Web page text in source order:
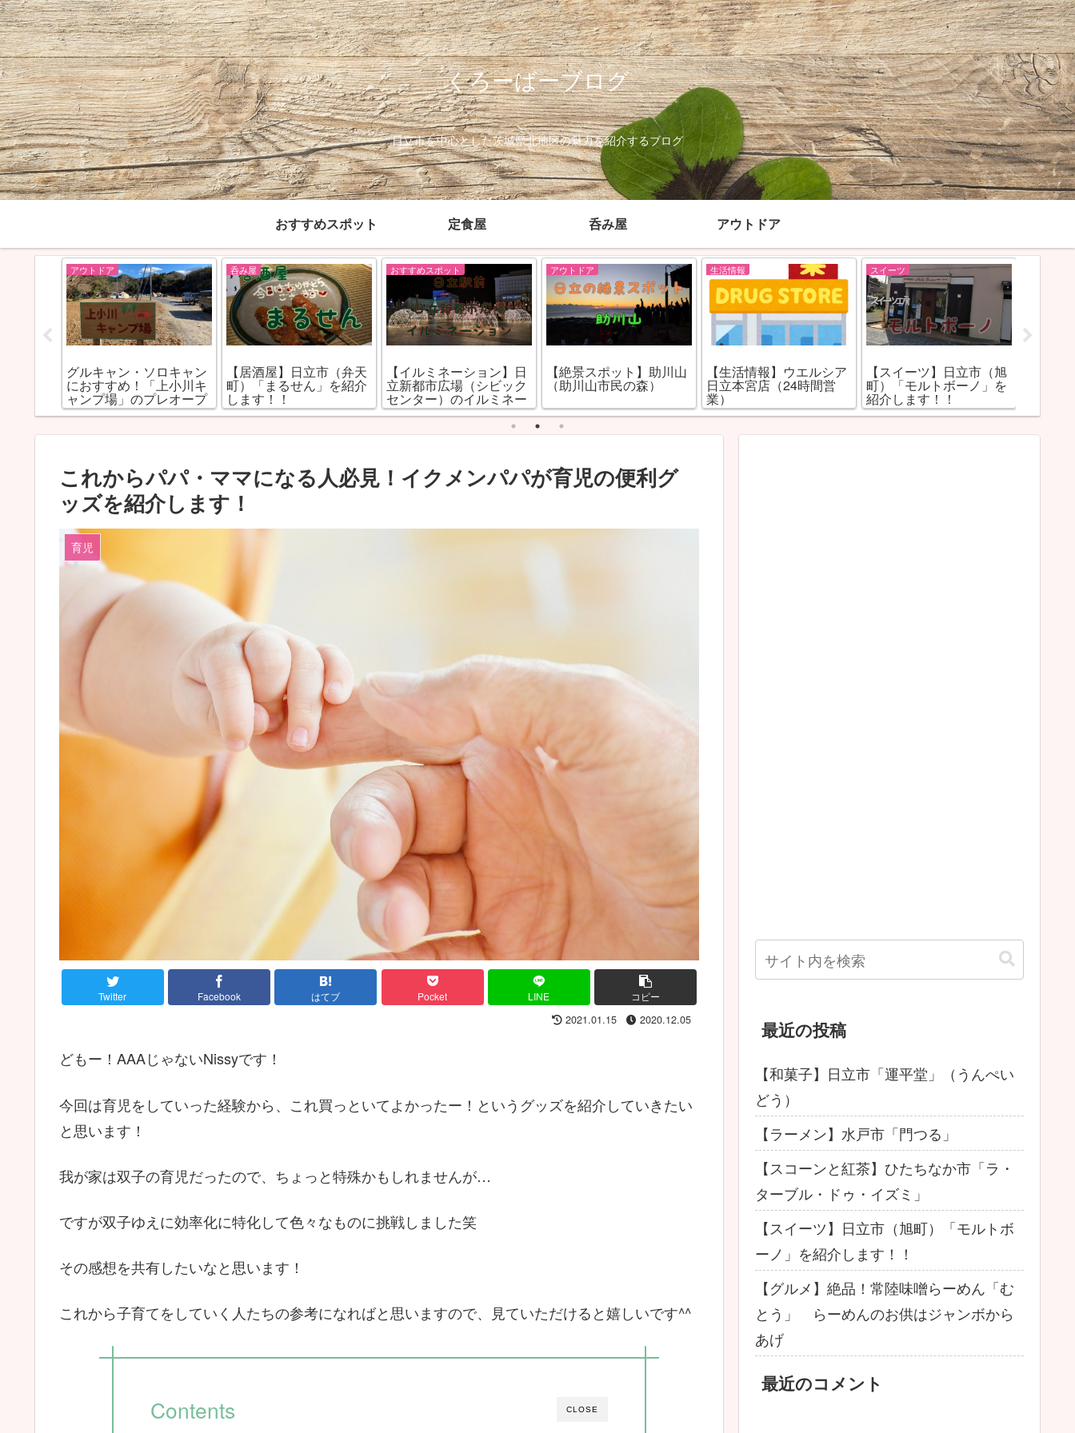
くろーばーブログ
日立市を中心とした茨城県北地区の魅力を紹介するブログ
おすすめスポット 定食屋 呑み屋 アウトドア
呑み屋
【居酒屋】日立市（弁天
町）「まるせん」を紹介
します！！
おすすめスポット
【イルミネーション】日
立新都市広場（シビック
センター）のイルミネー
ション
アウトドア
【絶景スポット】助川山
（助川山市民の森）
生活情報
【生活情報】ウエルシア
日立本宮店（24時間営
業）
スイーツ
【スイーツ】日立市（旭
町）「モルトボーノ」を
紹介します！！
呑み屋
【居酒屋】日立市鹿島町
の居酒屋、新橋をご紹介
します！
します
これからパパ・ママになる人必見！イクメンパパが育児の便利グ
ッズを紹介します！
育児
Twitter Facebook はてブ Pocket LINE コピー
2021.01.15 2020.12.05
どもー！AAAじゃないNissyです！
今回は育児をしていった経験から、これ買っといてよかったー！というグッズを紹介していきたい
と思います！
我が家は双子の育児だったので、ちょっと特殊かもしれませんが…
ですが双子ゆえに効率化に特化して色々なものに挑戦しました笑
その感想を共有したいなと思います！
これから子育てをしていく人たちの参考になればと思いますので、見ていただけると嬉しいです^^
CLOSE
Contents
最近の投稿
【和菓子】日立市「運平堂」（うんぺい
どう）
【ラーメン】水戸市「門つる」
【スコーンと紅茶】ひたちなか市「ラ・
ターブル・ドゥ・イズミ」
【スイーツ】日立市（旭町）「モルトボ
ーノ」を紹介します！！
【グルメ】絶品！常陸味噌らーめん「む
とう」 らーめんのお供はジャンボから
あげ
最近のコメント